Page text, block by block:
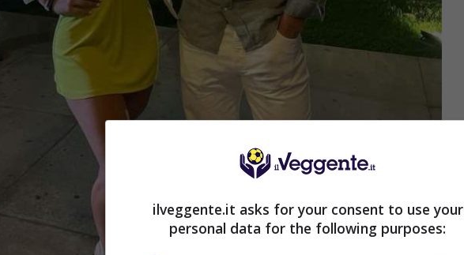
ilveggente.it asks for your consent to use your
personal data for the following purposes: